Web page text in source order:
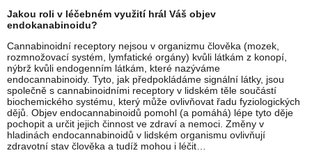
Jakou roli v léčebném využití hrál Váš objev
endokanabinoidu?
Cannabinoidní receptory nejsou v organizmu člověka (mozek,
rozmnožovací systém, lymfatické orgány) kvůli látkám z konopí,
nýbrž kvůli endogenním látkám, které nazýváme
endocannabinoidy. Tyto, jak předpokládáme signální látky, jsou
společně s cannabinoidními receptory v lidském těle součástí
biochemického systému, který může ovlivňovat řadu fyziologických
dějů. Objev endocannabinoidů pomohl (a pomáhá) lépe tyto děje
pochopit a určit jejich činnost ve zdraví a nemoci. Změny v
hladinách endocannabinoidů v lidském organismu ovlivňují
zdravotní stav člověka a tudíž mohou i léčit…